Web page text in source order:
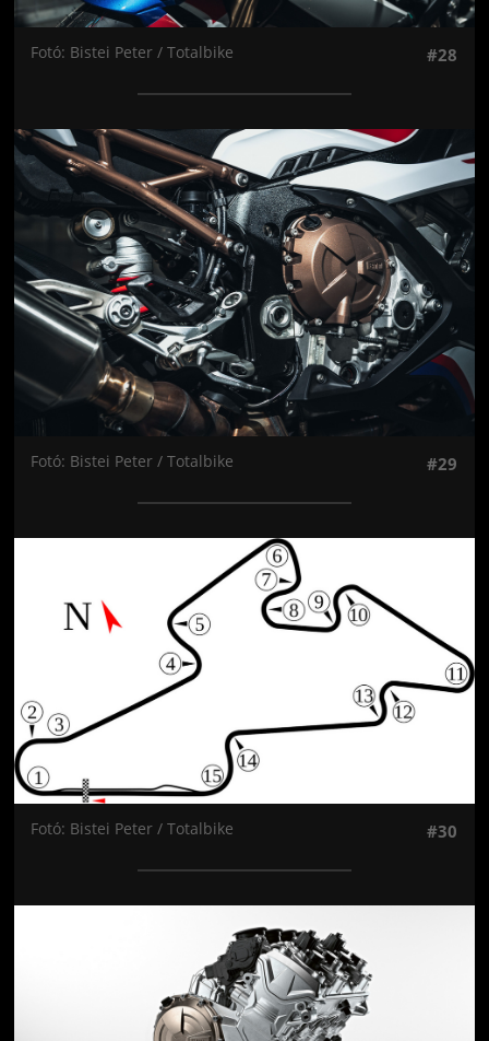
Fotó: Bistei Peter / Totalbike #28
Jön még kép!
Fotó: Bistei Peter / Totalbike #29
Jön még kép!
Fotó: Bistei Peter / Totalbike #30
Jön még kép!